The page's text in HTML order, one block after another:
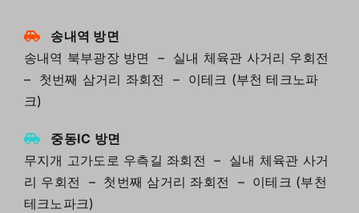
송내역 방면
송내역 북부광장 방면 – 실내 체육관 사거리 우회전
– 첫번째 삼거리 좌회전 – 이테크 (부천 테크노파
크)
중동IC 방면
무지개 고가도로 우측길 좌회전 – 실내 체육관 사거
리 우회전 – 첫번째 삼거리 좌회전 – 이테크 (부천
테크노파크)